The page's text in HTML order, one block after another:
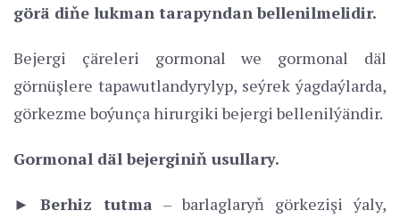
görä diňe lukman tarapyndan bellenilmelidir.
Bejergi çäreleri gormonal we gormonal däl
görnüşlere tapawutlandyrylyp, seýrek ýagdaýlarda,
görkezme boýunça hirurgiki bejergi bellenilýändir.
Gormonal däl bejerginiň usullary.
► Berhiz tutma – barlaglaryň görkezişi ýaly,